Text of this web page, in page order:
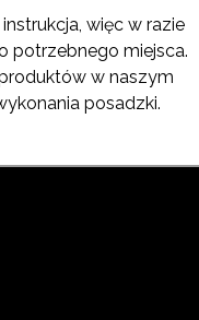
więc w razie
potrzebnego miejsca.
w naszym
posadzki.